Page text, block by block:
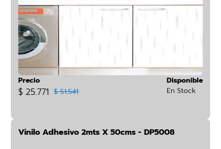
Precio
$ 25.771 $ 51.541
Disponible
En Stock
Vinilo Adhesivo 2mts X 50cms - DP5008